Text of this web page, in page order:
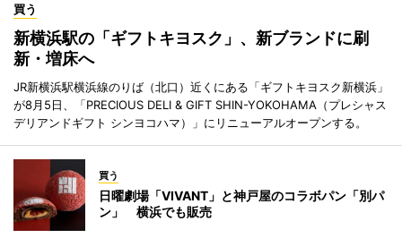
買う
新横浜駅の「ギフトキヨスク」、新ブランドに刷
新・増床へ
JR新横浜駅横浜線のりば（北口）近くにある「ギフトキヨスク新横浜」
が8月5日、「PRECIOUS DELI & GIFT SHIN-YOKOHAMA（プレシャス
デリアンドギフト シンヨコハマ）」にリニューアルオープンする。
買う
日曜劇場「VIVANT」と神戸屋のコラボパン「別パ
ン」 横浜でも販売